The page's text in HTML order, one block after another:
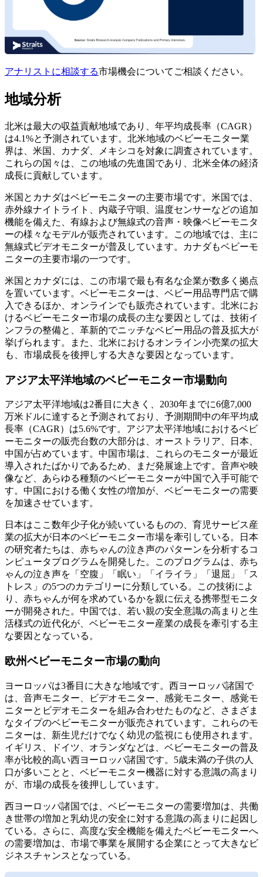
アナリストに相談する市場機会についてご相談ください。
地域分析
北米は最大の収益貢献地域であり、年平均成長率（CAGR）
は4.1%と予測されています。北米地域のベビーモニター業
界は、米国、カナダ、メキシコを対象に調査されています。
これらの国々は、この地域の先進国であり、北米全体の経済
成長に貢献しています。
米国とカナダはベビーモニターの主要市場です。米国では、
赤外線ナイトライト、内蔵子守唄、温度センサーなどの追加
機能を備えた、有線および無線式の音声・映像ベビーモニタ
ーの様々なモデルが販売されています。この地域では、主に
無線式ビデオモニターが普及しています。カナダもベビーモ
ニターの主要市場の一つです。
米国とカナダには、この市場で最も有名な企業が数多く拠点
を置いています。ベビーモニターは、ベビー用品専門店で購
入できるほか、オンラインでも販売されています。北米にお
けるベビーモニター市場の成長の主な要因としては、技術イ
ンフラの整備と、革新的でニッチなベビー用品の普及拡大が
挙げられます。また、北米におけるオンライン小売業の拡大
も、市場成長を後押しする大きな要因となっています。
アジア太平洋地域のベビーモニター市場動向
アジア太平洋地域は2番目に大きく、2030年までに6億7,000
万米ドルに達すると予測されており、予測期間中の年平均成
長率（CAGR）は5.6%です。アジア太平洋地域におけるベビ
ーモニターの販売台数の大部分は、オーストラリア、日本、
中国が占めています。中国市場は、これらのモニターが最近
導入されたばかりであるため、まだ発展途上です。音声や映
像など、あらゆる種類のベビーモニターが中国で入手可能で
す。中国における働く女性の増加が、ベビーモニターの需要
を加速させています。
日本はここ数年少子化が続いているものの、育児サービス産
業の拡大が日本のベビーモニター市場を牽引している。日本
の研究者たちは、赤ちゃんの泣き声のパターンを分析するコ
ンピュータプログラムを開発した。このプログラムは、赤ち
ゃんの泣き声を「空腹」「眠い」「イライラ」「退屈」「ス
トレス」の5つのカテゴリーに分類している。この技術によ
り、赤ちゃんが何を求めているかを親に伝える携帯型モニタ
ーが開発された。中国では、若い親の安全意識の高まりと生
活様式の近代化が、ベビーモニター産業の成長を牽引する主
な要因となっている。
欧州ベビーモニター市場の動向
ヨーロッパは3番目に大きな地域です。西ヨーロッパ諸国で
は​​、音声モニター、ビデオモニター、感覚モニター、感覚モ
ニターとビデオモニターを組み合わせたものなど、さまざま
なタイプのベビーモニターが販売されています。これらのモ
ニターは、新生児だけでなく幼児の監視にも使用されます。
イギリス、ドイツ、オランダなどは、ベビーモニターの普及
率が比較的高い西ヨーロッパ諸国です。5歳未満の子供の人
口が多いことと、ベビーモニター機器に対する意識の高まり
が、市場の成長を後押ししています。
西ヨーロッパ諸国では​​、ベビーモニターの需要増加は、共働
き世帯の増加と乳幼児の安全に対する意識の高まりに起因し
ている。さらに、高度な安全機能を備えたベビーモニターへ
の需要増加は、市場で事業を展開する企業にとって大きなビ
ジネスチャンスとなっている。